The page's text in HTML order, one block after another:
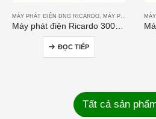
MÁY PHÁT ĐIỆN DNG RICARDO MÁY PHÁT ĐIỆN RICARDO
ĐỌC TIẾP
Tất cả sản